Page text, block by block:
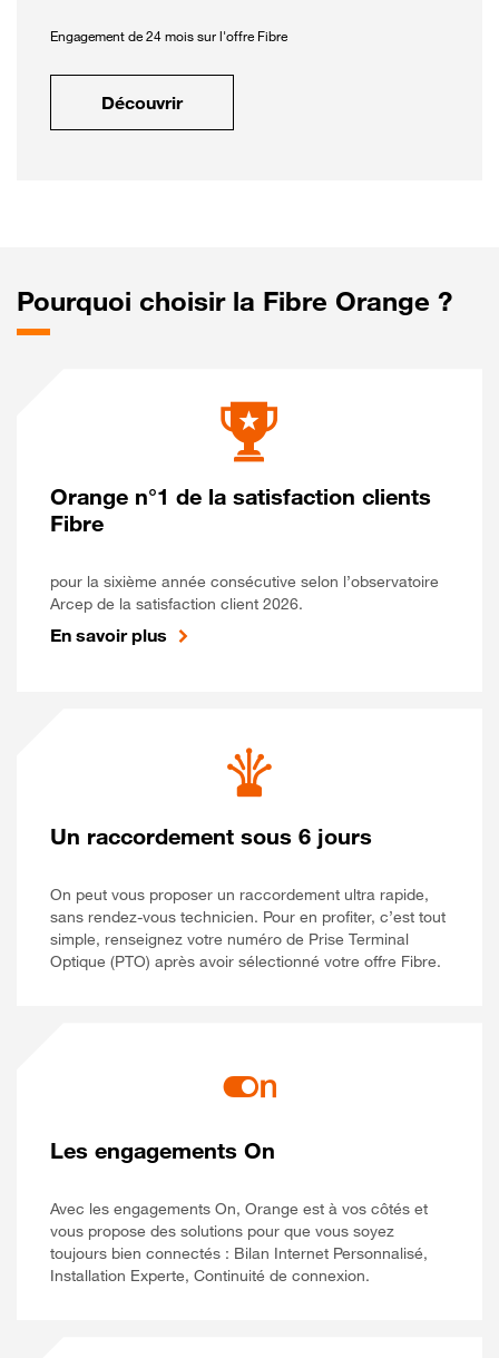
Engagement de 24 mois sur l'offre Fibre
Découvrir
Pourquoi choisir la Fibre Orange ?
Orange n°1 de la satisfaction clients
Fibre
pour la sixième année consécutive selon l’observatoire
Arcep de la satisfaction client 2026.
En savoir plus
Un raccordement sous 6 jours
On peut vous proposer un raccordement ultra rapide,
sans rendez-vous technicien. Pour en profiter, c’est tout
simple, renseignez votre numéro de Prise Terminal
Optique (PTO) après avoir sélectionné votre offre Fibre.
Les engagements On
Avec les engagements On, Orange est à vos côtés et
vous propose des solutions pour que vous soyez
toujours bien connectés : Bilan Internet Personnalisé,
Installation Experte, Continuité de connexion.